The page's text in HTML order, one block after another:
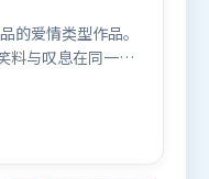
的爱情类型作品。
料与叹息在同一场
绪释放与主题回
黄政民、提莫西
片于2024年3月